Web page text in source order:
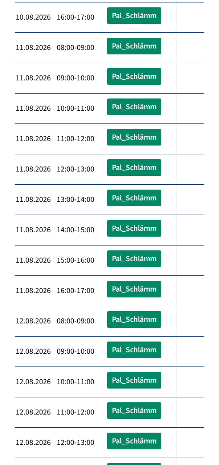
10.08.2026 16:00-17:00 Pal_Schlämm
11.08.2026 08:00-09:00 Pal_Schlämm
11.08.2026 09:00-10:00 Pal_Schlämm
11.08.2026 10:00-11:00 Pal_Schlämm
11.08.2026 11:00-12:00 Pal_Schlämm
11.08.2026 12:00-13:00 Pal_Schlämm
11.08.2026 13:00-14:00 Pal_Schlämm
11.08.2026 14:00-15:00 Pal_Schlämm
11.08.2026 15:00-16:00 Pal_Schlämm
11.08.2026 16:00-17:00 Pal_Schlämm
12.08.2026 08:00-09:00 Pal_Schlämm
12.08.2026 09:00-10:00 Pal_Schlämm
12.08.2026 10:00-11:00 Pal_Schlämm
12.08.2026 11:00-12:00 Pal_Schlämm
12.08.2026 12:00-13:00 Pal_Schlämm